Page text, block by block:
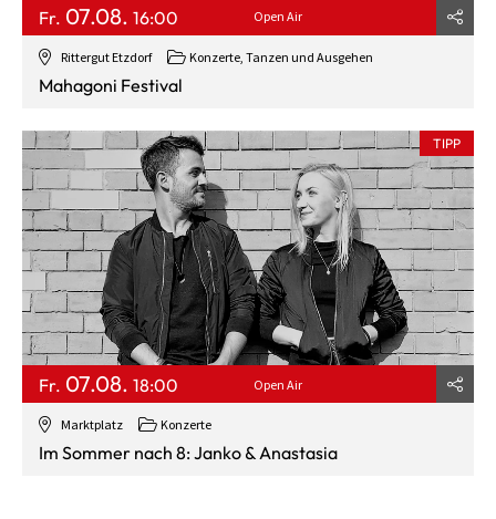
Rittergut Etzdorf Konzerte, Tanzen und Ausgehen
Fr. 07.08. 16:00 Open Air
Mahagoni Festival
Marktplatz Konzerte
TIPP
Fr. 07.08. 18:00 Open Air
Im Sommer nach 8: Janko & Anastasia